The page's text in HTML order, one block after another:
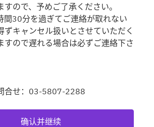
ので、予めご了承ください。
30分を過ぎてご連絡が取れない
ずキャンセル扱いとさせていただく
すので遅れる場合は必ずご連絡下さ
合せ：03-5807-2288
确认并继续